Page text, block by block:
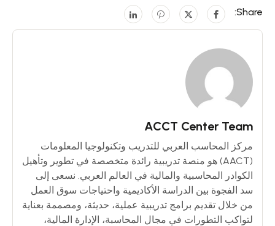
Share:
ACCT Center Team
مركز المحاسب العربي للتدريب وتكنولوجيا المعلومات
(AACT) هو منصة تدريبية رائدة متخصصة في تطوير وتأهيل
الكوادر المحاسبية والمالية في العالم العربي. نسعى إلى
سد الفجوة بين الدراسة الأكاديمية واحتياجات سوق العمل
من خلال تقديم برامج تدريبية عملية، حديثة، ومصممة بعناية
لتواكب التطورات في مجال المحاسبة، الإدارة المالية،